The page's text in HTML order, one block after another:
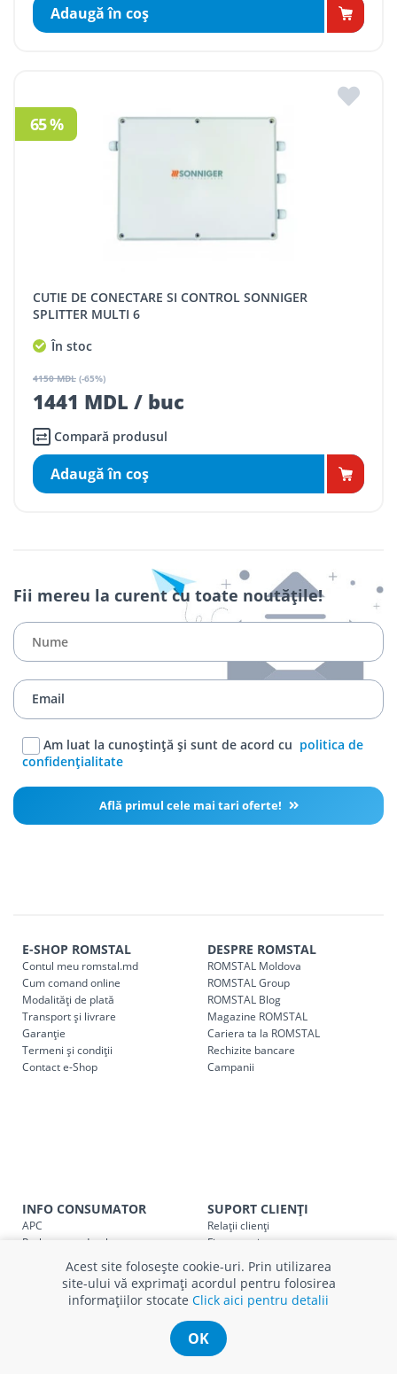
Adaugă în coş
CUTIE DE CONECTARE SI CONTROL SONNIGER
SPLITTER MULTI 6
În stoc
4150 MDL (-65%)
1441 MDL / buc
65 %
Compară produsul
Adaugă în coş
Fii mereu la curent cu toate noutățile!
Am luat la cunoștință și sunt de acord cu politica de
confidențialitate
Află primul cele mai tari oferte!
E-SHOP ROMSTAL
Contul meu romstal.md
Cum comand online
Modalități de plată
Transport și livrare
Garanție
Termeni și condiții
Contact e-Shop
DESPRE ROMSTAL
ROMSTAL Moldova
ROMSTAL Group
ROMSTAL Blog
Magazine ROMSTAL
Cariera ta la ROMSTAL
Rechizite bancare
Campanii
INFO CONSUMATOR
APC
Prelucrarea datelor cu caracter
Politica cookie
Certificat Cadou
SUPORT CLIENȚI
Relații clienți
Finanțare in rate
Părerea ta contează!
Schimb și retur produse
Intrebări frecvente
Service
Service ECOSOFT
Contact
Acest site folosește cookie-uri. Prin utilizarea
site-ului vă exprimați acordul pentru folosirea
informațiilor stocate Click aici pentru detalii
OK